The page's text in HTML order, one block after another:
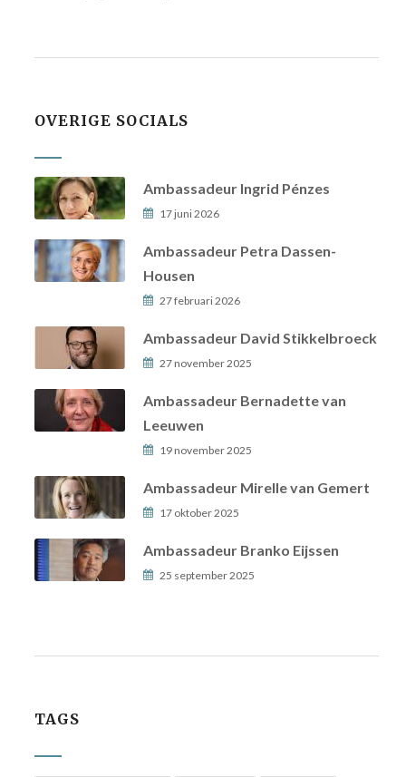
OVERIGE SOCIALS
Ambassadeur Ingrid Pénzes
17 juni 2026
Ambassadeur Petra Dassen-
Housen
27 februari 2026
Ambassadeur David Stikkelbroeck
27 november 2025
Ambassadeur Bernadette van
Leeuwen
19 november 2025
Ambassadeur Mirelle van Gemert
17 oktober 2025
Ambassadeur Branko Eijssen
25 september 2025
TAGS